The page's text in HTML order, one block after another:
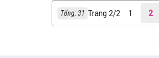
Tổng: 31 Trang 2/2 1 2